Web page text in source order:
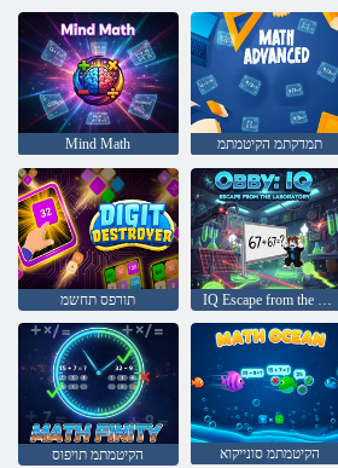
Mind Math תמדקתמ הקיטמתמ
תורפס תחשמ
הקיטמתמ תויפוס הקיטמתמ סונייקוא